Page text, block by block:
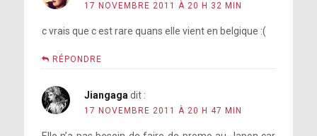
17 NOVEMBRE 2011 À 20 H 32 MIN
c vrais que c est rare quans elle vient en belgique :(
RÉPONDRE
Jiangaga dit :
17 NOVEMBRE 2011 À 20 H 47 MIN